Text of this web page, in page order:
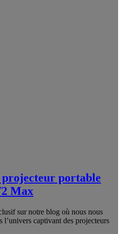
projecteur portable
Max
sur notre blog où nous nous
l’univers captivant des projecteurs